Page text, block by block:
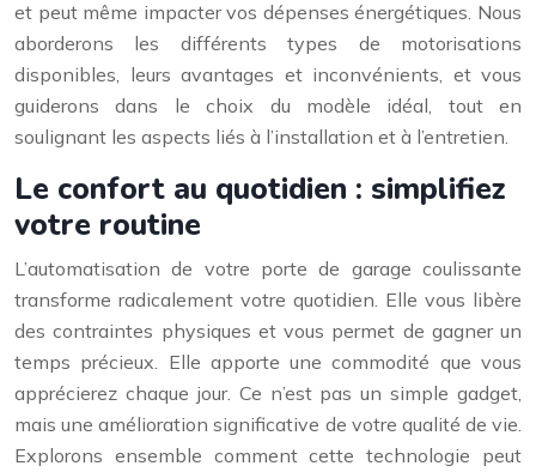
et peut même impacter vos dépenses énergétiques. Nous
aborderons les différents types de motorisations
disponibles, leurs avantages et inconvénients, et vous
guiderons dans le choix du modèle idéal, tout en
soulignant les aspects liés à l’installation et à l’entretien.
Le confort au quotidien : simplifiez
votre routine
L’automatisation de votre porte de garage coulissante
transforme radicalement votre quotidien. Elle vous libère
des contraintes physiques et vous permet de gagner un
temps précieux. Elle apporte une commodité que vous
apprécierez chaque jour. Ce n’est pas un simple gadget,
mais une amélioration significative de votre qualité de vie.
Explorons ensemble comment cette technologie peut